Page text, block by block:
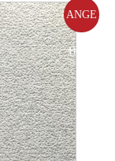
ANGE
BOT!